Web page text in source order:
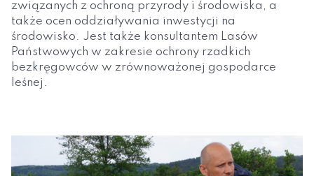
związanych z ochroną przyrody i środowiska, a
także ocen oddziaływania inwestycji na
środowisko. Jest także konsultantem Lasów
Państwowych w zakresie ochrony rzadkich
bezkręgowców w zrównoważonej gospodarce
leśnej.